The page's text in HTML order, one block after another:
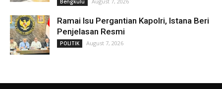
Bengkulu
Ramai Isu Pergantian Kapolri, Istana Beri
Penjelasan Resmi
POLITIK August 7, 2026